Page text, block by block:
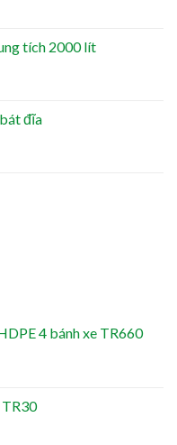
tích 2000 lít
đĩa
4 bánh xe TR660